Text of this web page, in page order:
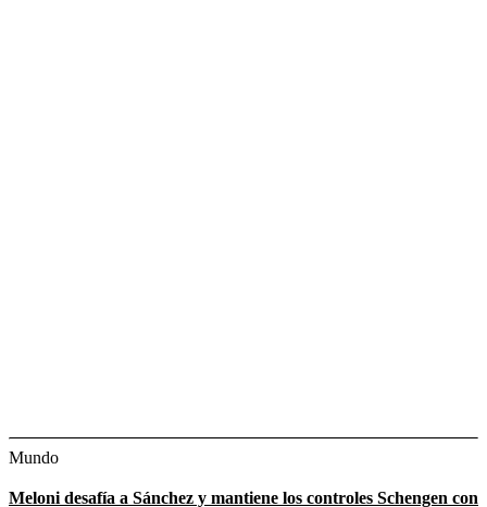
Mundo
Meloni desafía a Sánchez y mantiene los controles Schengen con